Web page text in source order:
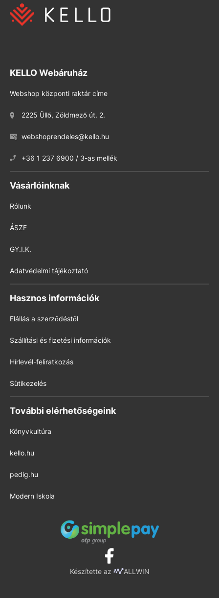
KELLO Webáruház
Webshop központi raktár címe
2225 Üllő, Zöldmező út. 2.
webshoprendeles@kello.hu
+36 1 237 6900 / 3-as mellék
Vásárlóinknak
Rólunk
ÁSZF
GY.I.K.
Adatvédelmi tájékoztató
Hasznos információk
Elállás a szerződéstől
Szállítási és fizetési információk
Hírlevél-feliratkozás
Sütikezelés
További elérhetőségeink
Könyvkultúra
kello.hu
pedig.hu
Modern Iskola
Készítette az ALLWIN